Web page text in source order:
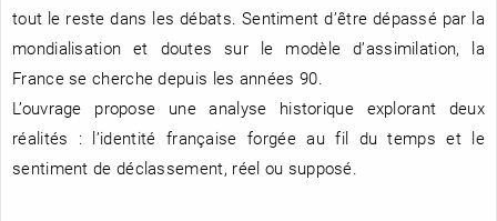
tout le reste dans les débats. Sentiment d’être dépassé par la
mondialisation et doutes sur le modèle d’assimilation, la
France se cherche depuis les années 90.
L’ouvrage propose une analyse historique explorant deux
réalités : l’identité française forgée au fil du temps et le
sentiment de déclassement, réel ou supposé.